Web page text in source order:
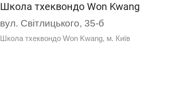
Школа тхеквондо Won Kwang
вул. Світлицького, 35-б
Школа тхеквондо Won Kwang, м. Київ